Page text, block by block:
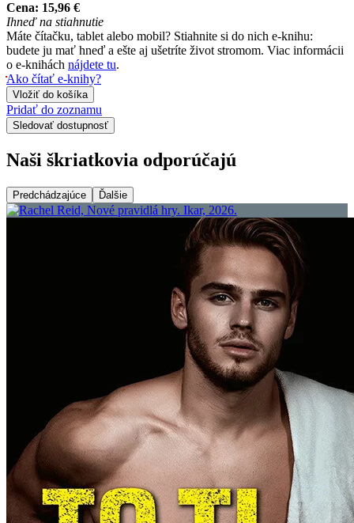
Cena: 15,96 €
Ihneď na stiahnutie
Máte čítačku, tablet alebo mobil? Stiahnite si do nich e-knihu:
budete ju mať hneď a ešte aj ušetríte život stromom. Viac informácii
o e-knihách nájdete tu.
Ako čítať e-knihy?
Vložiť do košíka
Pridať do zoznamu
Sledovať dostupnosť
Naši škriatkovia odporúčajú
Predchádzajúce Ďalšie